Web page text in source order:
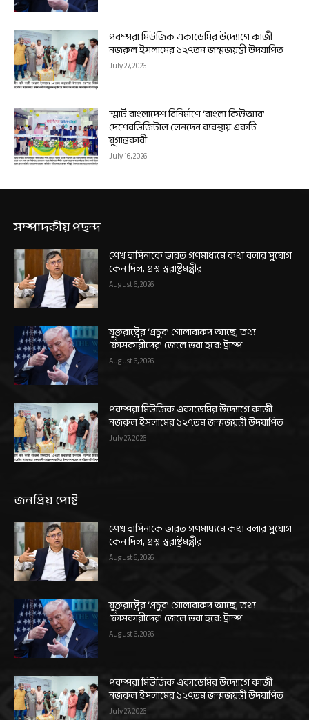
পরম্পরা মিউজিক একাডেমির উদ্যোগে কাজী
নজরুল ইসলামের ১২৭তম জন্মজয়ন্তী উদযাপিত
July 27, 2026
স্মার্ট বাংলাদেশ বিনির্মাণে ‘বাংলা কিউআর’
দেশেরডিজিটাল লেনদেন ব্যবস্থায় একটি
যুগান্তকারী
July 16, 2026
সম্পাদকীয় পছন্দ
শেখ হাসিনাকে ভারত গণমাধ্যমে কথা বলার সুযোগ
কেন দিল, প্রশ্ন স্বরাষ্ট্রমন্ত্রীর
August 6, 2026
যুক্তরাষ্ট্রের ‘প্রচুর’ গোলাবারুদ আছে, তথ্য
‘ফাঁসকারীদের’ জেলে ভরা হবে: ট্রাম্প
August 6, 2026
পরম্পরা মিউজিক একাডেমির উদ্যোগে কাজী
নজরুল ইসলামের ১২৭তম জন্মজয়ন্তী উদযাপিত
July 27, 2026
জনপ্রিয় পোষ্ট
শেখ হাসিনাকে ভারত গণমাধ্যমে কথা বলার সুযোগ
কেন দিল, প্রশ্ন স্বরাষ্ট্রমন্ত্রীর
August 6, 2026
যুক্তরাষ্ট্রের ‘প্রচুর’ গোলাবারুদ আছে, তথ্য
‘ফাঁসকারীদের’ জেলে ভরা হবে: ট্রাম্প
August 6, 2026
পরম্পরা মিউজিক একাডেমির উদ্যোগে কাজী
নজরুল ইসলামের ১২৭তম জন্মজয়ন্তী উদযাপিত
July 27, 2026